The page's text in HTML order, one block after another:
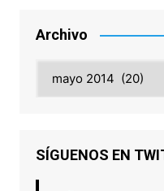
Archivo
SÍGUENOS EN